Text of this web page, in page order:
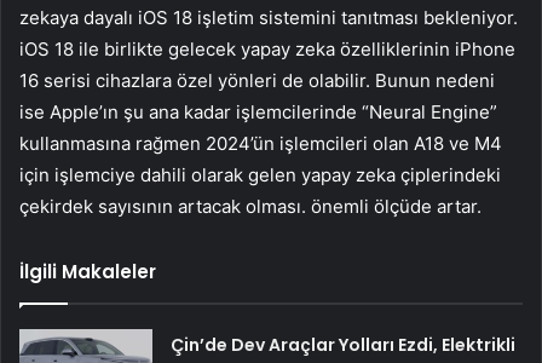
zekaya dayalı iOS 18 işletim sistemini tanıtması bekleniyor.
iOS 18 ile birlikte gelecek yapay zeka özelliklerinin iPhone
16 serisi cihazlara özel yönleri de olabilir. Bunun nedeni
ise Apple’ın şu ana kadar işlemcilerinde “Neural Engine”
kullanmasına rağmen 2024’ün işlemcileri olan A18 ve M4
için işlemciye dahili olarak gelen yapay zeka çiplerindeki
çekirdek sayısının artacak olması. önemli ölçüde artar.
İlgili Makaleler
Çin’de Dev Araçlar Yolları Ezdi, Elektrikli